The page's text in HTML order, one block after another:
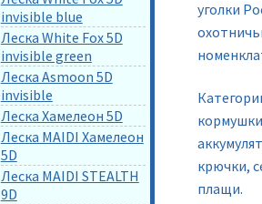
уголки
крючки,
плащи.
invisible blue
Леска White Fox 5D
invisible green
Леска Asmoon 5D
invisible
Леска Хамелеон 5D
Леска MAIDI Хамелеон
5D
Леска MAIDI STEALTH
9D